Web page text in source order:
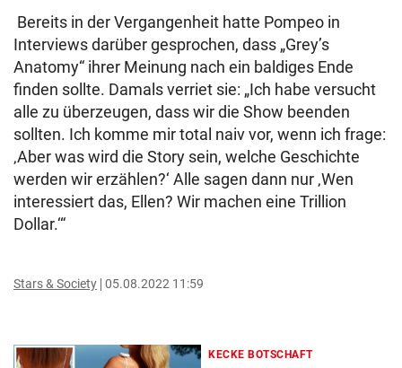
Bereits in der Vergangenheit hatte Pompeo in
Interviews darüber gesprochen, dass „Grey’s
Anatomy“ ihrer Meinung nach ein baldiges Ende
finden sollte. Damals verriet sie: „Ich habe versucht
alle zu überzeugen, dass wir die Show beenden
sollten. Ich komme mir total naiv vor, wenn ich frage:
‚Aber was wird die Story sein, welche Geschichte
werden wir erzählen?‘ Alle sagen dann nur ‚Wen
interessiert das, Ellen? Wir machen eine Trillion
Dollar.‘“
Stars & Society 05.08.2022 11:59
KECKE BOTSCHAFT